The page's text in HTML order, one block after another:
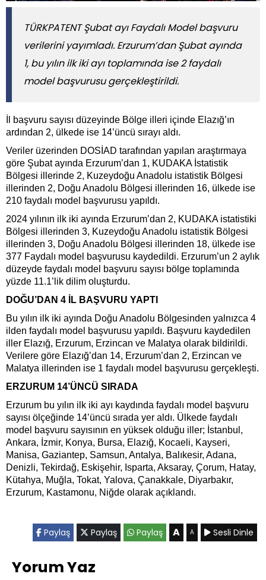
TÜRKPATENT Şubat ayı Faydalı Model başvuru
verilerini yayımladı. Erzurum’dan Şubat ayında
1, bu yılın ilk iki ayı toplamında ise 2 faydalı
model başvurusu gerçekleştirildi.
İl başvuru sayısı düzeyinde Bölge illeri içinde Elazığ’ın
ardından 2, ülkede ise 14’üncü sırayı aldı.
Veriler üzerinden DOSİAD tarafından yapılan araştırmaya
göre Şubat ayında Erzurum’dan 1, KUDAKA İstatistik
Bölgesi illerinde 2, Kuzeydoğu Anadolu istatistik Bölgesi
illerinden 2, Doğu Anadolu Bölgesi illerinden 16, ülkede ise
210 faydalı model başvurusu yapıldı.
2024 yılının ilk iki ayında Erzurum’dan 2, KUDAKA istatistiki
Bölgesi illerinden 3, Kuzeydoğu Anadolu istatistik Bölgesi
illerinden 3, Doğu Anadolu Bölgesi illerinden 18, ülkede ise
377 Faydalı model başvurusu kaydedildi. Erzurum’un 2 aylık
düzeyde faydalı model başvuru sayısı bölge toplamında
yüzde 11.1’lik dilim oluşturdu.
DOĞU’DAN 4 İL BAŞVURU YAPTI
Bu yılın ilk iki ayında Doğu Anadolu Bölgesinden yalnızca 4
ilden faydalı model başvurusu yapıldı. Başvuru kaydedilen
iller Elazığ, Erzurum, Erzincan ve Malatya olarak bildirildi.
Verilere göre Elazığ’dan 14, Erzurum’dan 2, Erzincan ve
Malatya illerinden ise 1 faydalı model başvurusu gerçekleşti.
ERZURUM 14’ÜNCÜ SIRADA
Erzurum bu yılın ilk iki ayı kaydında faydalı model başvuru
sayısı ölçeğinde 14’üncü sırada yer aldı. Ülkede faydalı
model başvuru sayısının en yüksek olduğu iller; İstanbul,
Ankara, İzmir, Konya, Bursa, Elazığ, Kocaeli, Kayseri,
Manisa, Gaziantep, Samsun, Antalya, Balıkesir, Adana,
Denizli, Tekirdağ, Eskişehir, Isparta, Aksaray, Çorum, Hatay,
Kütahya, Muğla, Tokat, Yalova, Çanakkale, Diyarbakır,
Erzurum, Kastamonu, Niğde olarak açıklandı.
Paylaş Paylaş Paylaş A A Sesli Dinle
Yorum Yaz